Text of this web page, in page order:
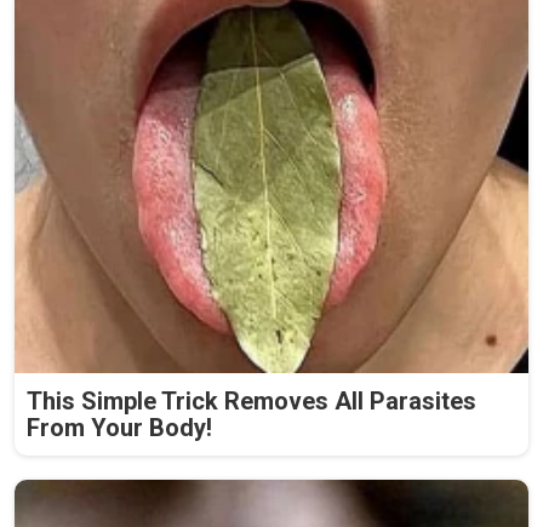
This Simple Trick Removes All Parasites
From Your Body!